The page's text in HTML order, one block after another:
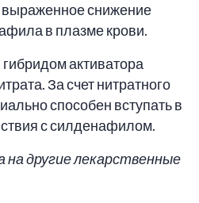
снижение
в плазме крови.
активатора
За счет нитратного
способен вступать в
с силденафилом.
другие лекарственные